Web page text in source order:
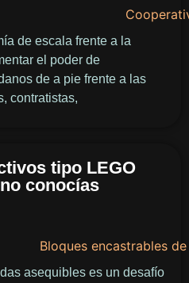
de escala frente a la
el poder de
de a pie frente a las
contratistas,
tipo LEGO
conocías
asequibles es un desafío